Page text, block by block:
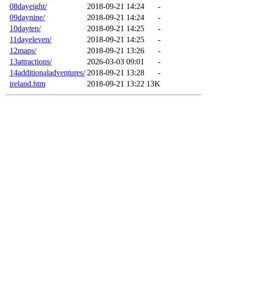
08dayeight/
2018-09-21 14:24
-
09daynine/
2018-09-21 14:24
-
10dayten/
2018-09-21 14:25
-
11dayeleven/
2018-09-21 14:25
-
12maps/
2018-09-21 13:26
-
13attractions/
2026-03-03 09:01
-
14additionaladventures/ 2018-09-21 13:28
-
ireland.htm
2018-09-21 13:22 13K